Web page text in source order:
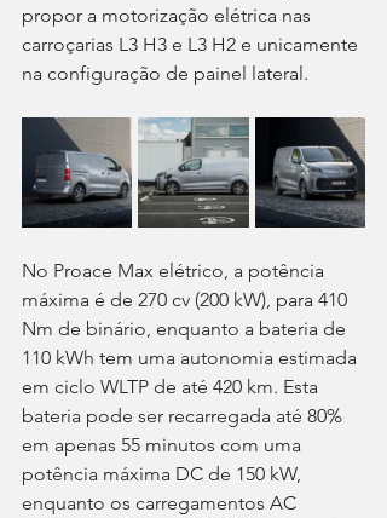
propor a motorização elétrica nas
carroçarias L3 H3 e L3 H2 e unicamente
na configuração de painel lateral.
No Proace Max elétrico, a potência
máxima é de 270 cv (200 kW), para 410
Nm de binário, enquanto a bateria de
110 kWh tem uma autonomia estimada
em ciclo WLTP de até 420 km. Esta
bateria pode ser recarregada até 80%
em apenas 55 minutos com uma
potência máxima DC de 150 kW,
enquanto os carregamentos AC